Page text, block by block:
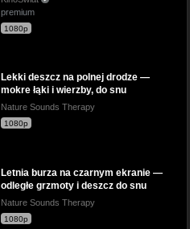
premium
1080p
Lekki deszcz na polnej drodze —
mokre łąki i wierzby, do snu
Nature Sounds Therapy
1080p
Letnia burza na czarnym ekranie —
odległe grzmoty i deszcz do snu
Nature Sounds Therapy
1080p